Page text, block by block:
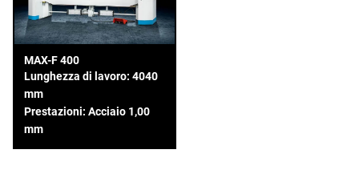
MAX-F 400
Lunghezza di lavoro: 4040
mm
Prestazioni: Acciaio 1,00
mm